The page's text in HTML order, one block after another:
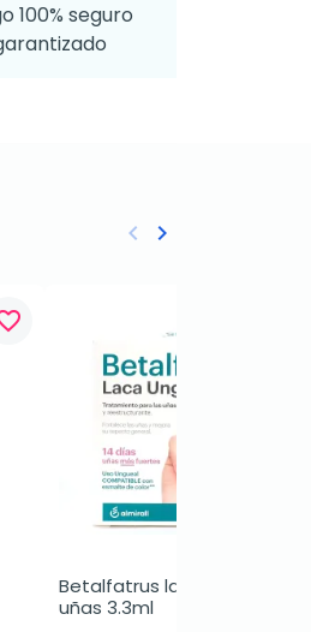
100% seguro
Betalfatrus laca ungueal
uñas 3.3ml
Anterior
keyboard_arrow_left Siguiente
keyboard_arrow_right